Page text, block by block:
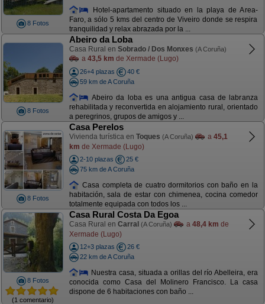
8 Fotos
Hotel-apartamento situado en la playa de Area-
Faro, a sólo 5 kms del centro de Viveiro donde se respira
tranquilidad y relax abrazada por la ...
8 Fotos
Abeiro da Loba
Casa Rural en Sobrado / Dos Monxes (A Coruña)
a 43,5 km de Xermade (Lugo)
26+4 plazas
40 €
59 km de A Coruña
Abeiro da loba es una antigua casa de labranza
rehabilitada y reconvertida en alojamiento rural, orientado
a peregrinos, grupos de amigos y ...
8 Fotos
Casa Perelos
Vivienda turística en Toques (A Coruña) a 45,1
km de Xermade (Lugo)
2-10 plazas
25 €
75 km de A Coruña
Casa completa de cuatro dormitorios con baño en la
habitación, sala de estar con chimenea, cocina comedor
totalmente equipada con todos los ...
8 Fotos
(1 comentario)
Casa Rural Costa Da Egoa
Casa Rural en Carral (A Coruña) a 48,4 km de
Xermade (Lugo)
12+3 plazas
26 €
22 km de A Coruña
Nuestra casa, situada a orillas del río Abelleira, era
conocida como Casa del Molinero Francisco. La casa
dispone de 6 habitaciones con baño ...